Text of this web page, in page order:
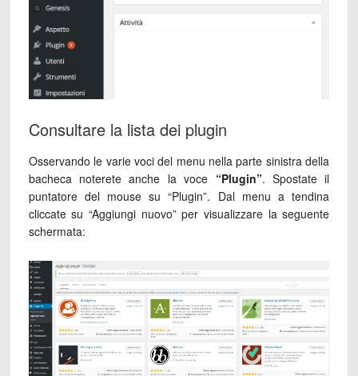
Consultare la lista dei plugin
Osservando le varie voci del menu nella parte sinistra della
bacheca noterete anche la voce “Plugin”. Spostate il
puntatore del mouse su “Plugin”. Dal menu a tendina
cliccate su “Aggiungi nuovo” per visualizzare la seguente
schermata: